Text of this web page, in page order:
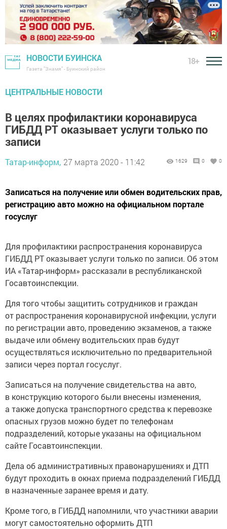
НОВОСТИ БУИНСКА
Газета "Знамя" - Буинский район
18+
ЦЕНТРАЛЬНЫЕ НОВОСТИ
В целях профилактики коронавируса
ГИБДД РТ оказывает услуги только по
записи
Татар-информ, 27 марта 2020 - 11:42 1629 0 0
Записаться на получение или обмен водительских прав,
регистрацию авто можно на официальном портале
госуслуг
Для профилактики распространения коронавируса
ГИБДД РТ оказывает услуги только по записи. Об этом
ИА «Татар-информ» рассказали в республиканской
Госавтоинспекции.
Для того чтобы защитить сотрудников и граждан
от распространения коронавирусной инфекции, услуги
по регистрации авто, проведению экзаменов, а также
выдаче или обмену водительских прав будут
осуществляться исключительно по предварительной
записи через портал госуслуг.
Записаться на получение свидетельства на авто,
в конструкцию которого были внесены изменения,
а также допуска транспортного средства к перевозке
опасных грузов можно будет по телефонам
подразделений, которые указаны на официальном
сайте Госавтоинспекции.
Дела об административных правонарушениях и ДТП
будут проходить в окнах приема подразделений ГИБДД
в назначенные заранее время и дату.
Кроме того, в ГИБДД напомнили, что участники аварии
могут самостоятельно оформить ДТП